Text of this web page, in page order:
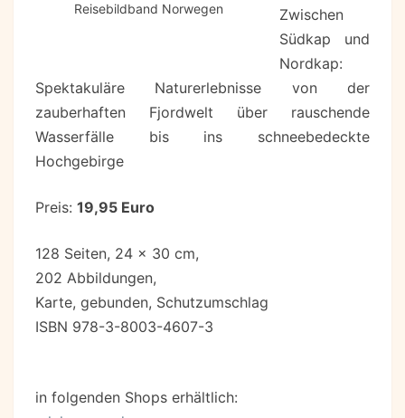
Reisebildband Norwegen
Zwischen
Südkap und
Nordkap:
Spektakuläre Naturerlebnisse von der
zauberhaften Fjordwelt über rauschende
Wasserfälle bis ins schneebedeckte
Hochgebirge
Preis: 19,95 Euro
128 Seiten, 24 x 30 cm,
202 Abbildungen,
Karte, gebunden, Schutzumschlag
ISBN 978-3-8003-4607-3
in folgenden Shops erhältlich: